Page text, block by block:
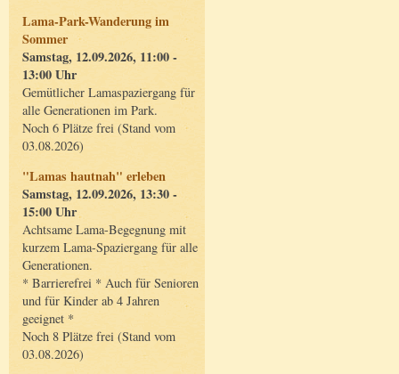
Lama-Park-Wanderung im
Sommer
Samstag, 12.09.2026, 11:00 -
13:00 Uhr
Gemütlicher Lamaspaziergang für
alle Generationen im Park.
Noch 6 Plätze frei (Stand vom
03.08.2026)
"Lamas hautnah" erleben
Samstag, 12.09.2026, 13:30 -
15:00 Uhr
Achtsame Lama-Begegnung mit
kurzem Lama-Spaziergang für alle
Generationen.
* Barrierefrei * Auch für Senioren
und für Kinder ab 4 Jahren
geeignet *
Noch 8 Plätze frei (Stand vom
03.08.2026)